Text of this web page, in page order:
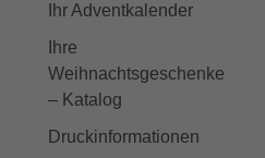
Ihr Adventkalender
Ihre
Weihnachtsgeschenke
– Katalog
Druckinformationen